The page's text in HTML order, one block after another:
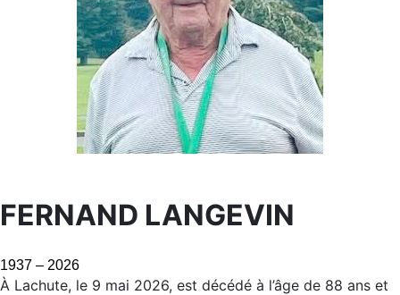
FERNAND LANGEVIN
1937 – 2026
À Lachute, le 9 mai 2026, est décédé à l’âge de 88 ans et